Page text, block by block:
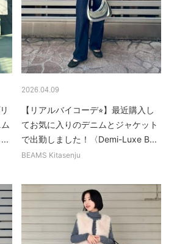
2026.04.09
【リアルバイコーデ⭐︎】最近購入し
てお気に入りのデニムとジャケット
で出勤しました！〈Demi-Luxe B...
BEAMS Kitasenju